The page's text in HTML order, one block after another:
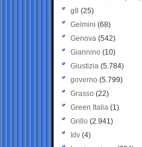
g8 (25)
Gelmini (68)
Genova (542)
Giannino (10)
Giustizia (5.784)
governo (5.799)
Grasso (22)
Green Italia (1)
Grillo (2.941)
Idv (4)